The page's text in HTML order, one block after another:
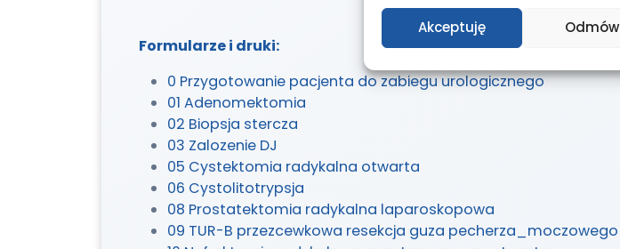
Akceptuję Odmów
Formularze i druki:
0 Przygotowanie pacjenta do zabiegu urologicznego
01 Adenomektomia
02 Biopsja stercza
03 Zalozenie DJ
05 Cystektomia radykalna otwarta
06 Cystolitotrypsja
08 Prostatektomia radykalna laparoskopowa
09 TUR-B przezcewkowa resekcja guza pecherza_moczowego